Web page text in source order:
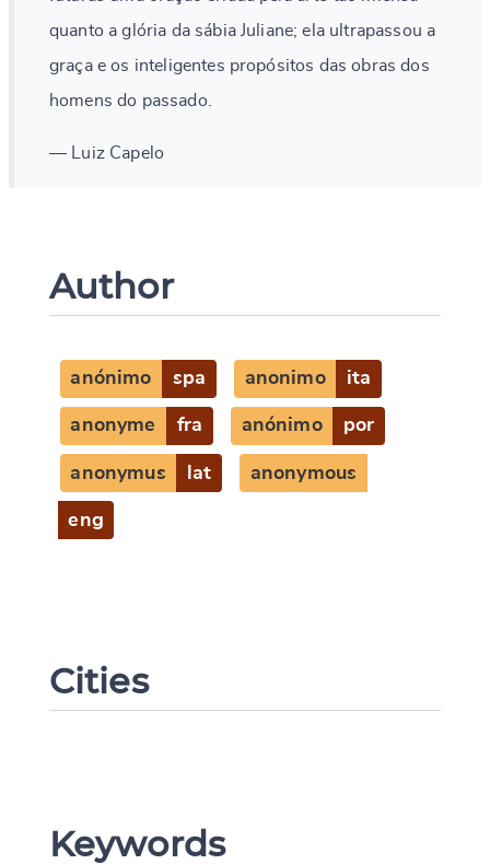
quanto a glória da sábia Juliane; ela ultrapassou a
graça e os inteligentes propósitos das obras dos
homens do passado.
— Luiz Capelo
Author
anónimo spa anonimo ita
anonyme fra anónimo por
anonymus lat anonymous
eng
Cities
Keywords